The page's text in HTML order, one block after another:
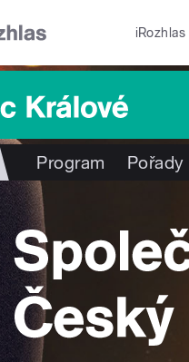
iRozhlas
Program Pořady